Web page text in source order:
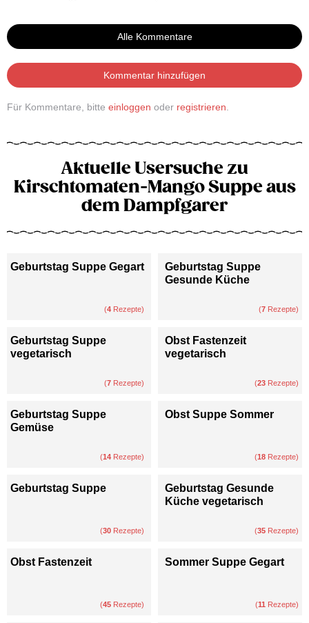
Alle Kommentare
Kommentar hinzufügen
Für Kommentare, bitte einloggen oder registrieren
Aktuelle Usersuche zu
Kirschtomaten-Mango Suppe aus
dem Dampfgarer
Geburtstag Suppe Gegart
(4 Rezepte)
Geburtstag Suppe
Gesunde Küche
(7 Rezepte)
Geburtstag Suppe
vegetarisch
(7 Rezepte)
Obst Fastenzeit
vegetarisch
(23 Rezepte)
Geburtstag Suppe
Gemüse
(14 Rezepte)
Obst Suppe Sommer
(18 Rezepte)
Geburtstag Suppe
(30 Rezepte)
Geburtstag Gesunde
Küche vegetarisch
(35 Rezepte)
Obst Fastenzeit
(45 Rezepte)
Sommer Suppe Gegart
(11 Rezepte)